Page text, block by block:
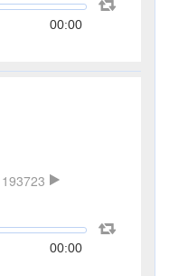
00:00
193723
00:00